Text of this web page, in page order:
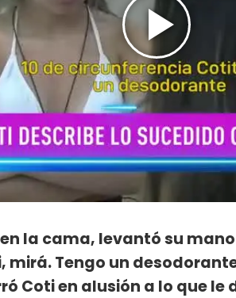
la cama, levantó su
mirá. Tengo un
Coti en alusión a lo que le